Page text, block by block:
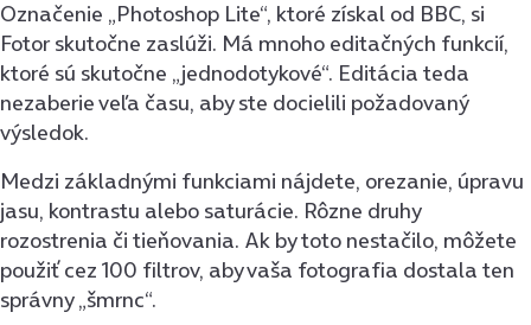
Označenie „Photoshop Lite“, ktoré získal od BBC, si
Fotor skutočne zaslúži. Má mnoho editačných funkcií,
ktoré sú skutočne „jednodotykové“. Editácia teda
nezaberie veľa času, aby ste docielili požadovaný
výsledok.
Medzi základnými funkciami nájdete, orezanie, úpravu
jasu, kontrastu alebo saturácie. Rôzne druhy
rozostrenia či tieňovania. Ak by toto nestačilo, môžete
použiť cez 100 filtrov, aby vaša fotografia dostala ten
správny „šmrnc“.